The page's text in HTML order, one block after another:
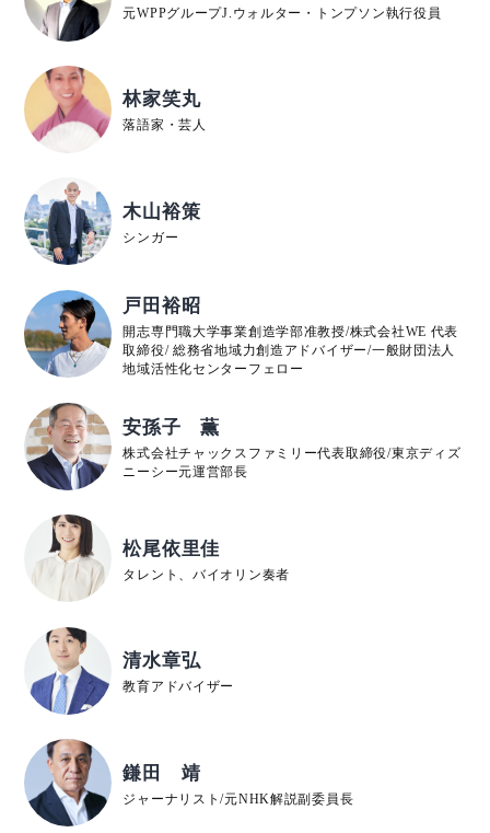
元WPPグループJ.ウォルター・トンプソン執行役員
林家笑丸
落語家・芸人
木山裕策
シンガー
戸田裕昭
開志専門職大学事業創造学部准教授/株式会社WE 代表
取締役/ 総務省地域力創造アドバイザー/一般財団法人
地域活性化センターフェロー
安孫子 薫
株式会社チャックスファミリー代表取締役/東京ディズ
ニーシー元運営部長
松尾依里佳
タレント、バイオリン奏者
清水章弘
教育アドバイザー
鎌田 靖
ジャーナリスト/元NHK解説副委員長